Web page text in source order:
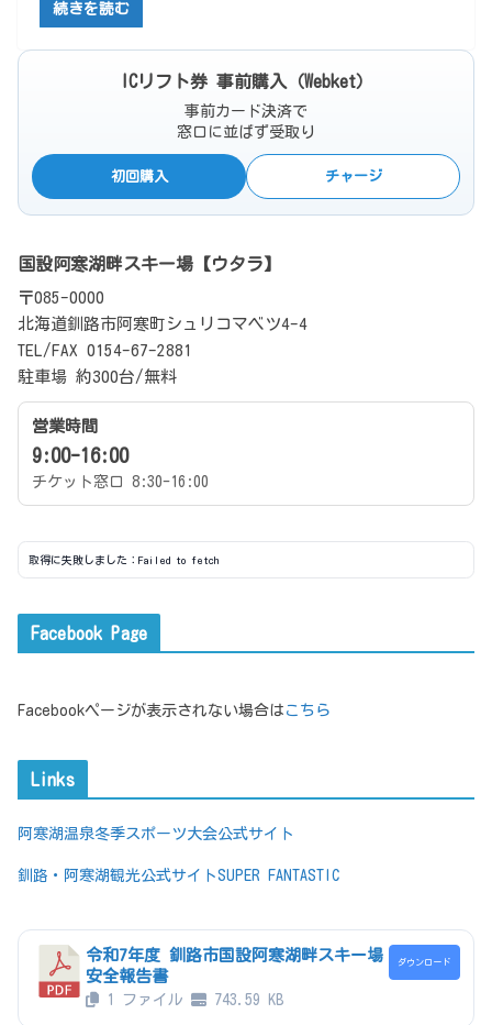
続きを読む
ICリフト券 事前購入（Webket）
事前カード決済で
窓口に並ばず受取り
初回購入 チャージ
国設阿寒湖畔スキー場【ウタラ】
〒085-0000
北海道釧路市阿寒町シュリコマベツ4-4
TEL/FAX 0154-67-2881
駐車場 約300台/無料
営業時間
9:00-16:00
チケット窓口 8:30-16:00
取得に失敗しました：Failed to fetch
Facebook Page
Facebookページが表示されない場合は こちら
Links
阿寒湖温泉冬季スポーツ大会公式サイト
釧路・阿寒湖観光公式サイトSUPER FANTASTIC
令和7年度 釧路市国設阿寒湖畔スキー場
安全報告書
1 ファイル 743.59 KB
ダウンロード